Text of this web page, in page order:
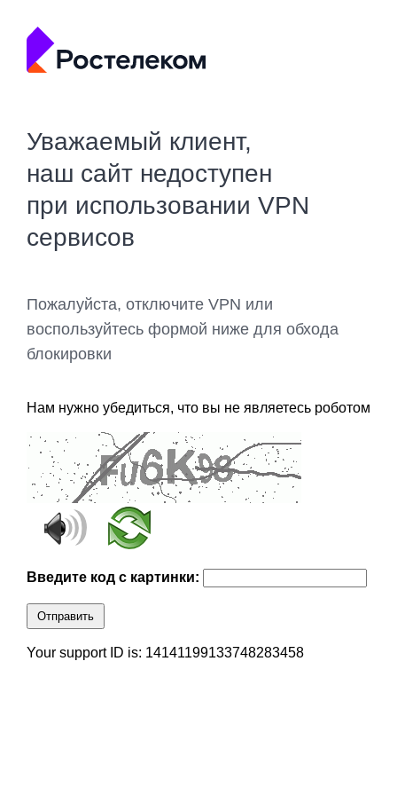
Уважаемый клиент,
наш сайт недоступен
при использовании VPN
сервисов
Пожалуйста, отключите VPN или
воспользуйтесь формой ниже для обхода
блокировки
Нам нужно убедиться, что вы не являетесь роботом
Введите код с картинки:
Отправить
Your support ID is: 14141199133748283458